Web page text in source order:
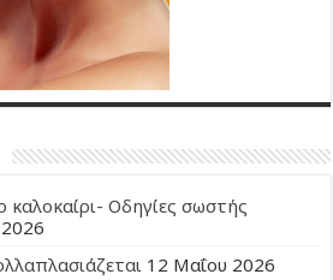
Οδηγίες σωστής
2026
12 Μαΐου 2026